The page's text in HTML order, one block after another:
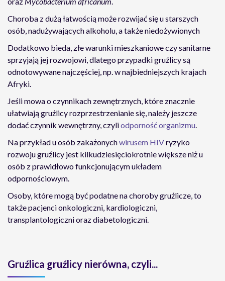
Choroba z dużą łatwością może rozwijać się u starszych
osób, nadużywających alkoholu, a także niedożywionych
Dodatkowo bieda, złe warunki mieszkaniowe czy sanitarne
sprzyjają jej rozwojowi, dlatego przypadki gruźlicy są
odnotowywane najczęściej, np. w najbiedniejszych krajach
Afryki.
Jeśli mowa o czynnikach zewnętrznych, które znacznie
ułatwiają gruźlicy rozprzestrzenianie się, należy jeszcze
dodać czynnik wewnętrzny, czyliodporność organizmu.
Na przykład u osób zakażonychwirusem HIVryzyko
rozwoju gruźlicy jest kilkudziesięciokrotnie większe niż u
osób z prawidłowo funkcjonującym układem
odpornościowym.
Osoby, które mogą być podatne na choroby gruźlicze, to
także pacjenci onkologiczni, kardiologiczni,
transplantologiczni oraz diabetologiczni.
Gruźlica gruźlicy nierówna, czyli...